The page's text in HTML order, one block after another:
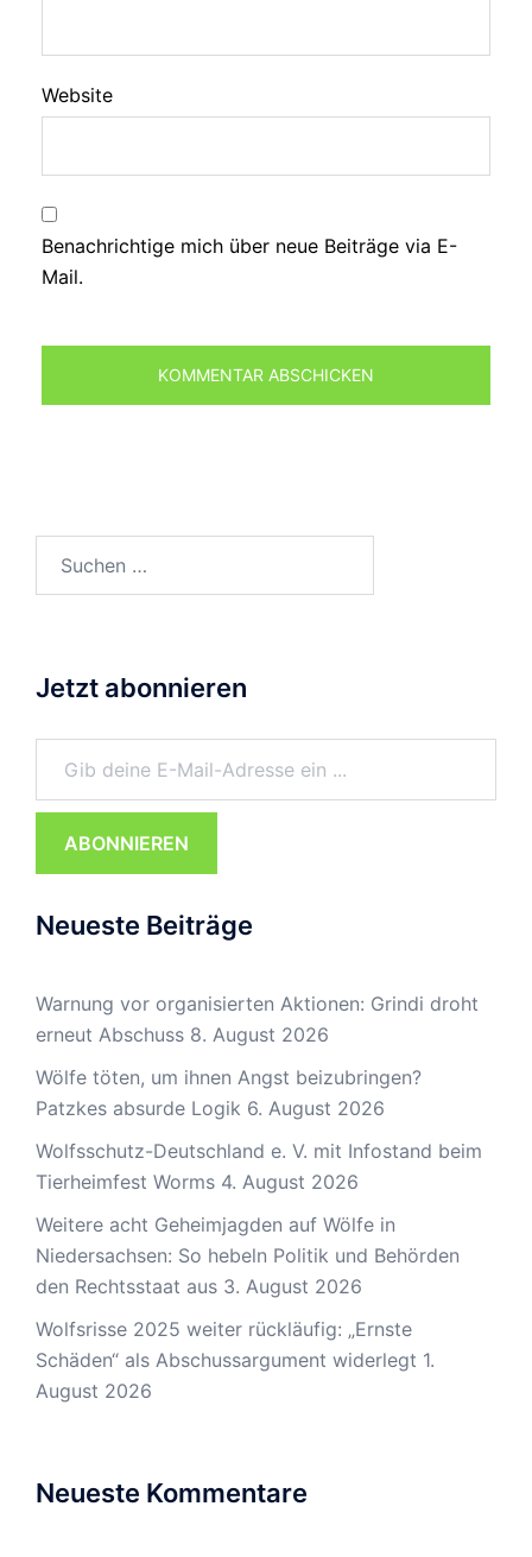
Website
Benachrichtige mich über neue Beiträge via E-
Mail.
nach:
Jetzt abonnieren
Gib deine E-Mail-Adresse ein ...
ABONNIEREN
Neueste Beiträge
Warnung vor organisierten Aktionen: Grindi droht
erneut Abschuss 8. August 2026
Wölfe töten, um ihnen Angst beizubringen?
Patzkes absurde Logik 6. August 2026
Wolfsschutz-Deutschland e. V. mit Infostand beim
Tierheimfest Worms 4. August 2026
Weitere acht Geheimjagden auf Wölfe in
Niedersachsen: So hebeln Politik und Behörden
den Rechtsstaat aus 3. August 2026
Wolfsrisse 2025 weiter rückläufig: „Ernste
Schäden“ als Abschussargument widerlegt 1.
August 2026
Neueste Kommentare